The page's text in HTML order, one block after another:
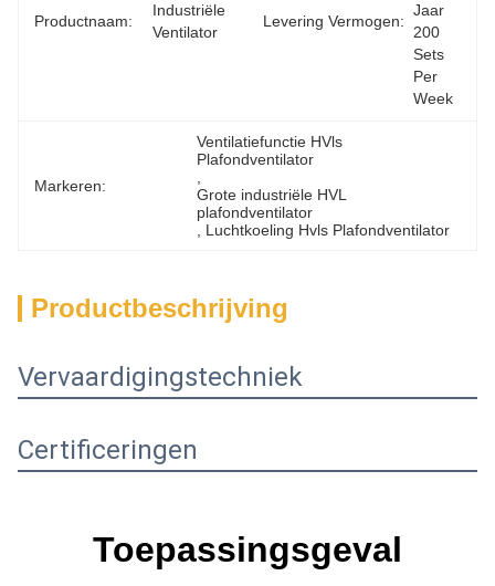
Productnaam:
Industriële
Ventilator
Levering Vermogen:
Jaar
200
Sets
Per
Week
Markeren:
Ventilatiefunctie HVls
Plafondventilator
Grote industriële HVL
plafondventilator
Luchtkoeling Hvls Plafondventilator
Productbeschrijving
Vervaardigingstechniek
Certificeringen
Toepassingsgeval